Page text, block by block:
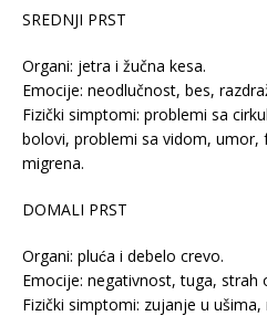
SREDNJI PRST
Organi: jetra i žučna kesa.
Emocije: neodlučnost, bes,
Fizički simptomi: problemi sa
bolovi, problemi sa vidom, umor,
migrena.
DOMALI PRST
Organi: pluća i debelo crevo.
Emocije: negativnost, tuga, strah
Fizički simptomi: zujanje u